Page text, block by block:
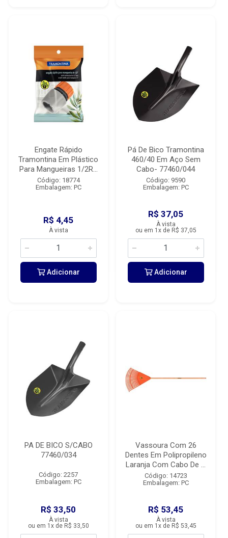
Engate Rápido
Tramontina Em Plástico
Para Mangueiras 1/2R...
Código: 18774
Embalagem: PC
R$ 4,45
À vista
Adicionar
Pá De Bico Tramontina
460/40 Em Aço Sem
Cabo- 77460/044
Código: 9590
Embalagem: PC
R$ 37,05
À vista
ou em 1x de R$ 37,05
Adicionar
PA DE BICO S/CABO
77460/034
Código: 2257
Embalagem: PC
R$ 33,50
À vista
ou em 1x de R$ 33,50
Vassoura Com 26
Dentes Em Polipropileno
Laranja Com Cabo De ...
Código: 14723
Embalagem: PC
R$ 53,45
À vista
ou em 1x de R$ 53,45